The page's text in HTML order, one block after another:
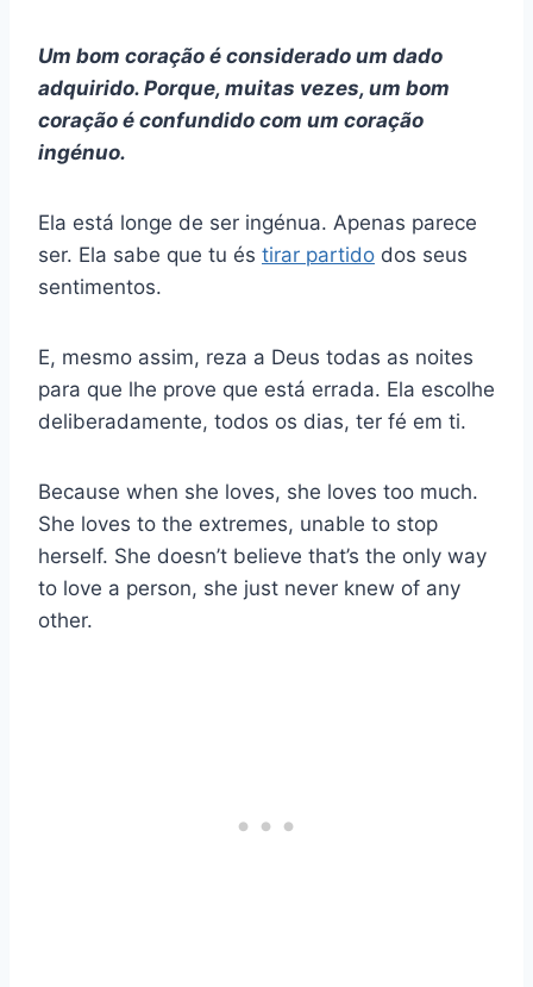
Um bom coração é considerado um dado
adquirido. Porque, muitas vezes, um bom
coração é confundido com um coração
ingénuo.
Ela está longe de ser ingénua. Apenas parece
ser. Ela sabe que tu és tirar partido dos seus
sentimentos.
E, mesmo assim, reza a Deus todas as noites
para que lhe prove que está errada. Ela escolhe
deliberadamente, todos os dias, ter fé em ti.
Because when she loves, she loves too much.
She loves to the extremes, unable to stop
herself. She doesn’t believe that’s the only way
to love a person, she just never knew of any
other.